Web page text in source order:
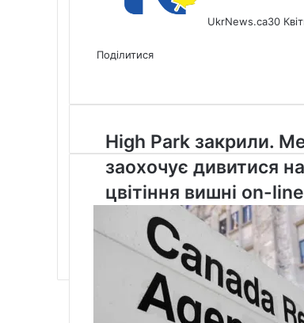
UkrNews.ca30
via
Поділитися
Email
High
Park
закрили.
Мер
заохочує
дивитися
на
цвітіння
High Park закрили.
заохочує дивитися на
цвітіння вишні on-line